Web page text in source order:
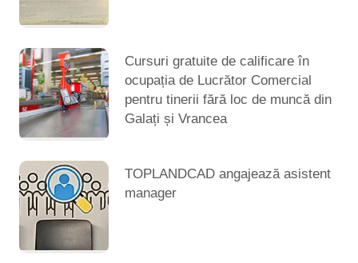
Cursuri gratuite de calificare în
ocupația de Lucrător Comercial
pentru tinerii fără loc de muncă din
Galați și Vrancea
TOPLANDCAD angajează asistent
manager